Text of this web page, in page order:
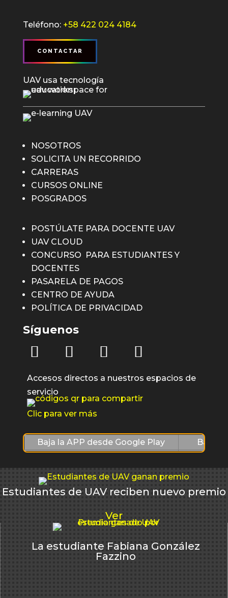
Teléfono: +58 422 024 4184
CONTACTAR
UAV usa tecnología
NOSOTROS
SOLICITA UN RECORRIDO
CARRERAS
CURSOS ONLINE
POSGRADOS
POSTÚLATE PARA DOCENTE UAV
UAV CLOUD
CONCURSO PARA ESTUDIANTES Y
DOCENTES
PASARELA DE PAGOS
CENTRO DE AYUDA
POLÍTICA DE PRIVACIDAD
Síguenos
Accesos directos a nuestros espacios de
servicio
Clic para ver más
Baja la APP desde Google Play Baja
Estudiantes de UAV reciben nuevo premio
Ver
La estudiante Fabiana González
Fazzino